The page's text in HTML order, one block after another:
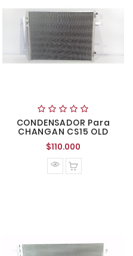
CONDENSADOR Para
CHANGAN CS15 OLD
$110.000
normal